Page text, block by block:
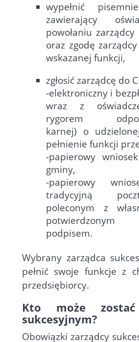
wypełnić
zawierający
powołaniu
oraz zgodę
wskazanej funkcji,
zgłosić zarządcę do
-elektroniczny i
wraz z
rygorem
karnej) o
pełnienie funkcji
-papierowy
gminy,
-papierowy
tradycyjną
poleconym z
potwierdzonym
podpisem.
Wybrany zarządca
pełnić swoje funkcje z
przedsiębiorcy.
Kto może zostać
sukcesyjnym?
Obowiązki zarządcy